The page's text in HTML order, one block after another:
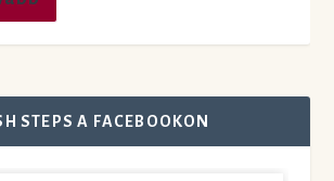
STEPS A FACEBOOKON